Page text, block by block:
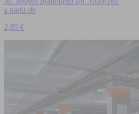
a partir de
2,85 €